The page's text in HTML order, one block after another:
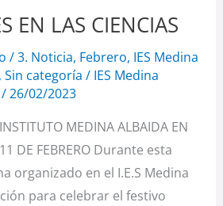
EN LAS CIENCIAS
/3. Noticia, Febrero, IES Medina
, Sin categoría / IES Medina
/26/02/2023
MEDINA ALBAIDA EN
DE FEBRERO Durante esta
organizado en el I.E.S Medina
para celebrar el festivo